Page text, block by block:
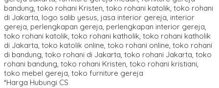
*Harga Hubungi CS